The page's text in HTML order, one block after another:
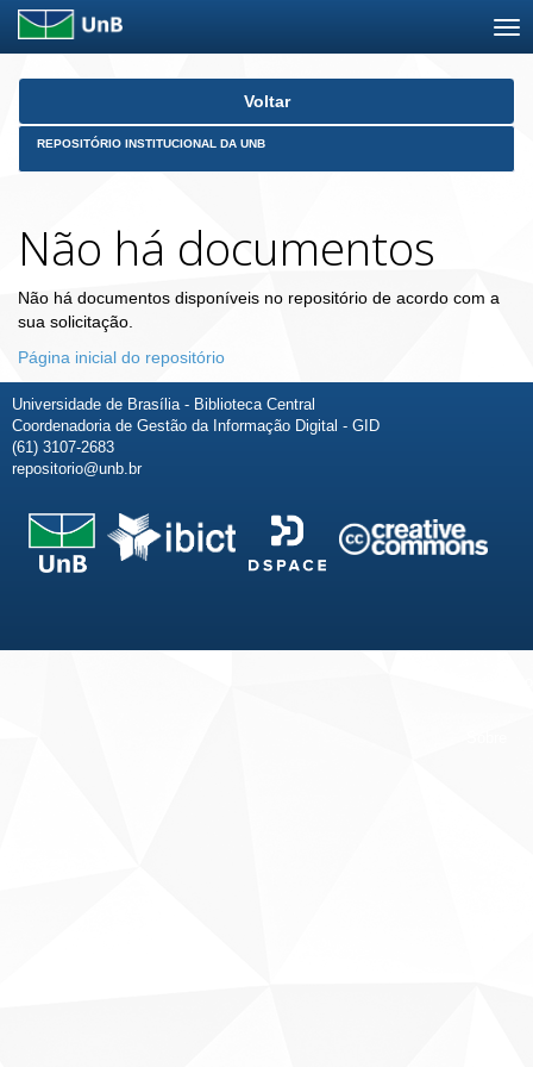
Skip
Voltar
REPOSITÓRIO INSTITUCIONAL DA UNB
Não há documentos
Não há documentos disponíveis no repositório de acordo com a
sua solicitação.
Página inicial do repositório
Universidade de Brasília - Biblioteca Central
Coordenadoria de Gestão da Informação Digital - GID
(61) 3107-2683
repositorio@unb.br